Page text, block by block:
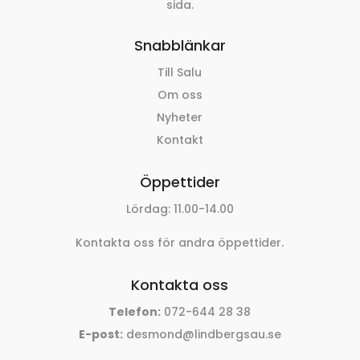
sida.
Snabblänkar
Till Salu
Om oss
Nyheter
Kontakt
Öppettider
Lördag: 11.00-14.00
Kontakta oss för andra öppettider.
Kontakta oss
Telefon: 072-644 28 38
E-post:desmond@lindbergsau.se